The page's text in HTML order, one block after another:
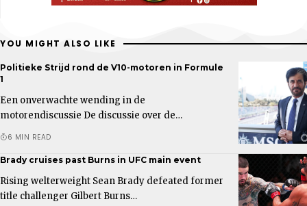
YOU MIGHT ALSO LIKE
Politieke Strijd rond de V10-motoren in Formule
1
Een onverwachte wending in de
motorendiscussie De discussie over de…
6 MIN READ
Brady cruises past Burns in UFC main event
Rising welterweight Sean Brady defeated former
title challenger Gilbert Burns…